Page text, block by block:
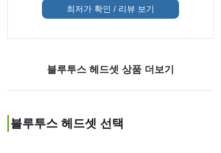
최저가 확인 / 리뷰 보기
블루투스 헤드셋 상품 더보기
블루투스 헤드셋 선택